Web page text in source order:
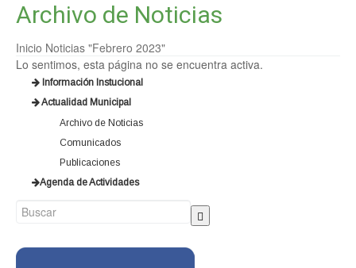
Archivo de Noticias
Inicio Noticias "Febrero 2023"
Lo sentimos, esta página no se encuentra activa.
Información Instucional
Actualidad Municipal
Archivo de Noticias
Comunicados
Publicaciones
Agenda de Actividades